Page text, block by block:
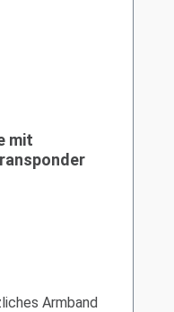
mit
Armband